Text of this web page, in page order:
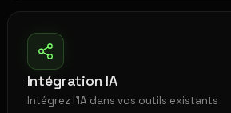
Intégration IA
Intégrez l'IA dans vos outils existants